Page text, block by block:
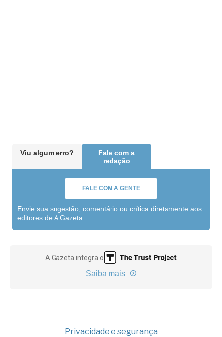
Viu algum erro?
Fale com a
redação
FALE COM A GENTE
Envie sua sugestão, comentário ou crítica diretamente aos
editores de A Gazeta
A Gazeta integra o
Saiba mais
Privacidade e segurança